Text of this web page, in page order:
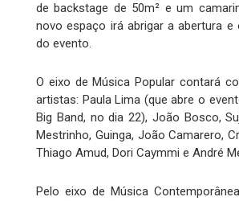
de backstage de 50m² e um
novo espaço irá abrigar a abertura e
do evento.
O eixo de Música Popular contará
artistas: Paula Lima (que abre o
Big Band, no dia 22), João Bosco,
Mestrinho, Guinga, João Camarero,
Thiago Amud, Dori Caymmi e André
Pelo eixo de Música